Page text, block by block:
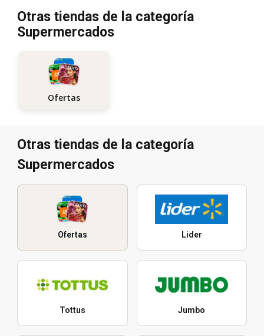
Otras tiendas de la categoría
Supermercados
Ofertas
Otras tiendas de la categoría
Supermercados
Ofertas Lider
Tottus Jumbo